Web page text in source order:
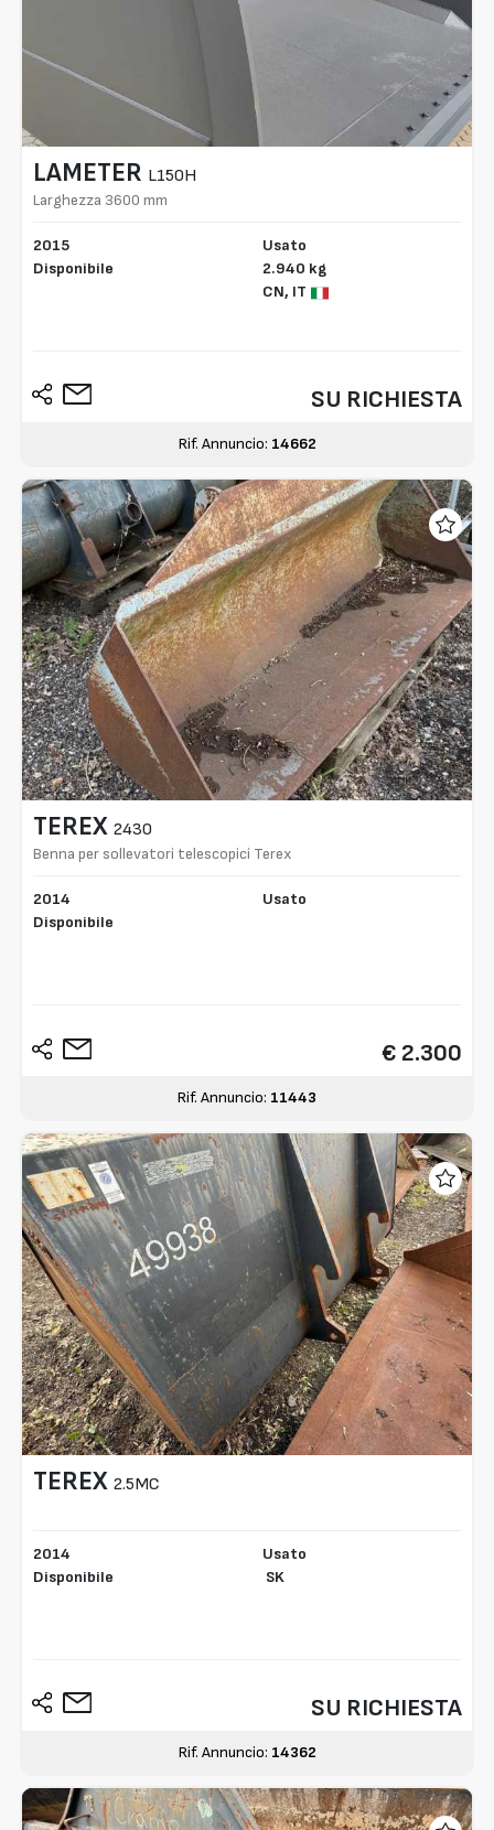
LAMETER L150H
Larghezza 3600 mm
2015
Disponibile
Usato
2.940 kg
CN, IT
SU RICHIESTA
Rif. Annuncio: 14662
TEREX 2430
Benna per sollevatori telescopici Terex
2014
Disponibile
Usato
€ 2.300
Rif. Annuncio: 11443
TEREX 2.5MC
2014
Disponibile
Usato
SK
SU RICHIESTA
Rif. Annuncio: 14362